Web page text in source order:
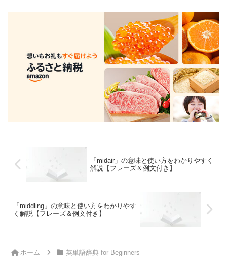
「midair」の意味と使い方をわかりやすく
解説【フレーズ＆例文付き】
「middling」の意味と使い方をわかりやす
く解説【フレーズ＆例文付き】
ホーム 英単語辞典 for Beginners